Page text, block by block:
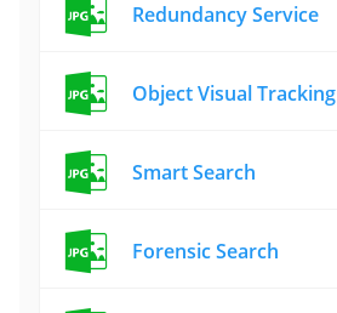
Redundancy Service
Object Visual Tracking
Smart Search
Forensic Search